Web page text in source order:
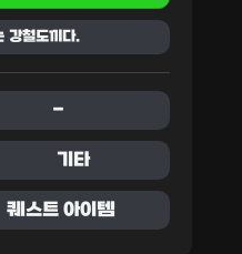
강철도끼다.
-
기타
퀘스트 아이템